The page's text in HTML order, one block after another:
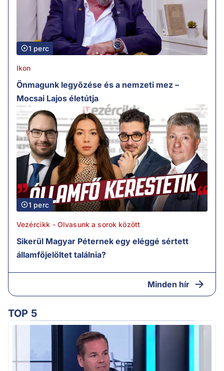
1 perc
Ikon
Önmagunk legyőzése és a nemzeti mez –
Mocsai Lajos életútja
1 perc
Vezércikk - Olvasunk a sorok között
Sikerül Magyar Péternek egy eléggé sértett
államfőjelöltet találnia?
Minden hír
TOP 5